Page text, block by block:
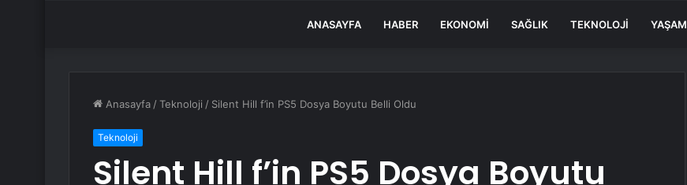
ANASAYFA HABER EKONOMI SAĞLIK TEKNOLOJI YAŞAM
Anasayfa /Teknoloji / Silent Hill f’in PS5 Dosya Boyutu Belli Oldu
Teknoloji
Silent Hill f’in PS5 Dosya Boyutu